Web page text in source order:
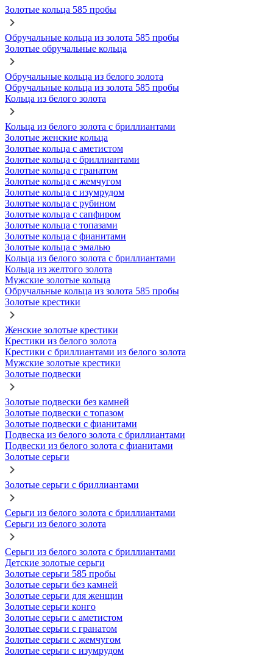
Золотые кольца 585 пробы
Обручальные кольца из золота 585 пробы
Золотые обручальные кольца
Обручальные кольца из белого золота
Обручальные кольца из золота 585 пробы
Кольца из белого золота
Кольца из белого золота с бриллиантами
Золотые женские кольца
Золотые кольца с аметистом
Золотые кольца с бриллиантами
Золотые кольца с гранатом
Золотые кольца с жемчугом
Золотые кольца с изумрудом
Золотые кольца с рубином
Золотые кольца с сапфиром
Золотые кольца с топазами
Золотые кольца с фианитами
Золотые кольца с эмалью
Кольца из белого золота с бриллиантами
Кольца из желтого золота
Мужские золотые кольца
Обручальные кольца из золота 585 пробы
Золотые крестики
Женские золотые крестики
Крестики из белого золота
Крестики с бриллиантами из белого золота
Мужские золотые крестики
Золотые подвески
Золотые подвески без камней
Золотые подвески с топазом
Золотые подвески с фианитами
Подвеска из белого золота с бриллиантами
Подвески из белого золота с фианитами
Золотые серьги
Золотые серьги с бриллиантами
Серьги из белого золота с бриллиантами
Серьги из белого золота
Серьги из белого золота с бриллиантами
Детские золотые серьги
Золотые серьги 585 пробы
Золотые серьги без камней
Золотые серьги для женщин
Золотые серьги конго
Золотые серьги с аметистом
Золотые серьги с гранатом
Золотые серьги с жемчугом
Золотые серьги с изумрудом